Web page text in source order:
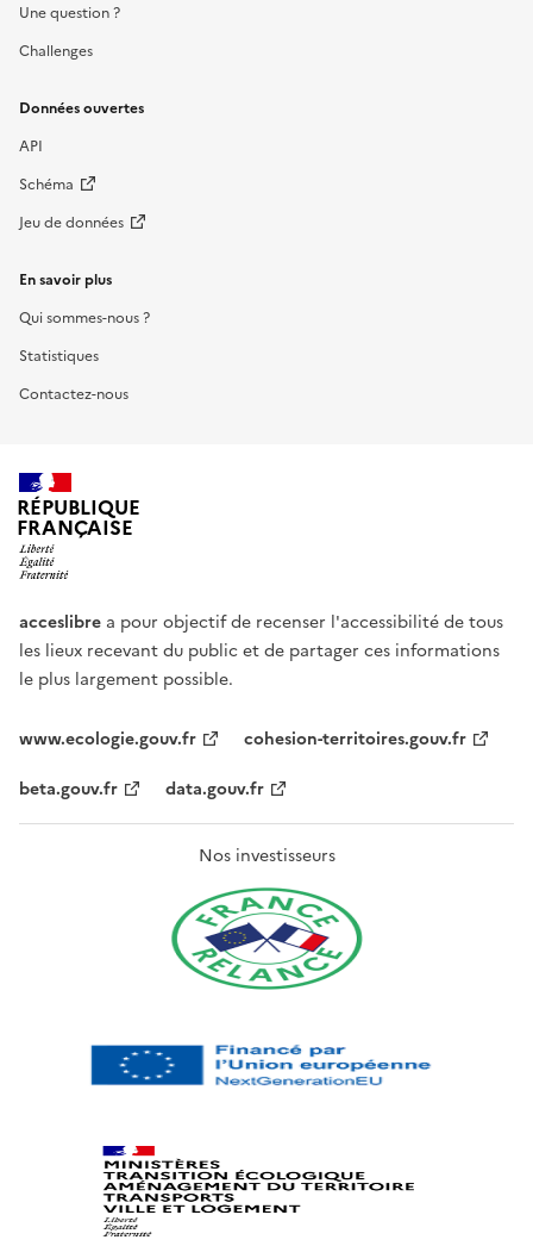
Une question ?
Challenges
Données ouvertes
API
Schéma
Jeu de données
En savoir plus
Qui sommes-nous ?
Statistiques
Contactez-nous
RÉPUBLIQUE
FRANÇAISE
acceslibre a pour objectif de recenser l'accessibilité de tous
les lieux recevant du public et de partager ces informations
le plus largement possible.
www.ecologie.gouv.fr
cohesion-territoires.gouv.fr
beta.gouv.fr
data.gouv.fr
Nos investisseurs